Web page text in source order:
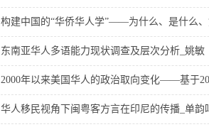
构建中国的“华侨华人学”——为什么、是什么
东南亚华人多语能力现状调查及层次分析_姚敏
2000年以来美国华人的政治取向变化——基于
华人移民视角下闽粤客方言在印尼的传播_单韵